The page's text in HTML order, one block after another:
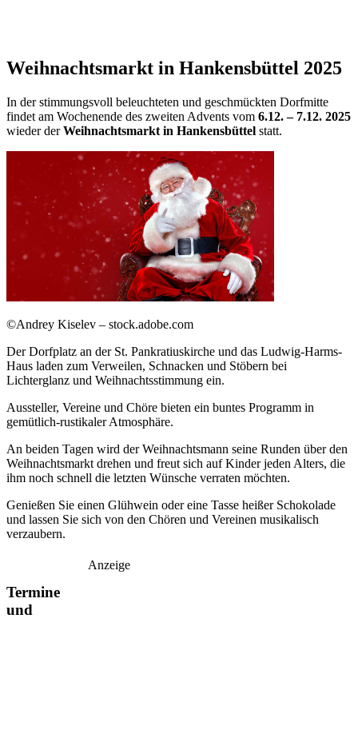
Weihnachtsmarkt in Hankensbüttel 2025
In der stimmungsvoll beleuchteten und geschmückten Dorfmitte
findet am Wochenende des zweiten Advents vom 6.12. – 7.12. 2025
wieder derWeihnachtsmarkt in Hankensbüttel statt.
©Andrey Kiselev – stock.adobe.com
Der Dorfplatz an der St. Pankratiuskirche und das Ludwig-Harms-
Haus laden zum Verweilen, Schnacken und Stöbern bei
Lichterglanz und Weihnachtsstimmung ein.
Aussteller, Vereine und Chöre bieten ein buntes Programm in
gemütlich-rustikaler Atmosphäre.
An beiden Tagen wird der Weihnachtsmann seine Runden über den
Weihnachtsmarkt drehen und freut sich auf Kinder jeden Alters, die
ihm noch schnell die letzten Wünsche verraten möchten.
Genießen Sie einen Glühwein oder eine Tasse heißer Schokolade
und lassen Sie sich von den Chören und Vereinen musikalisch
verzaubern.
Anzeige
Termine
und